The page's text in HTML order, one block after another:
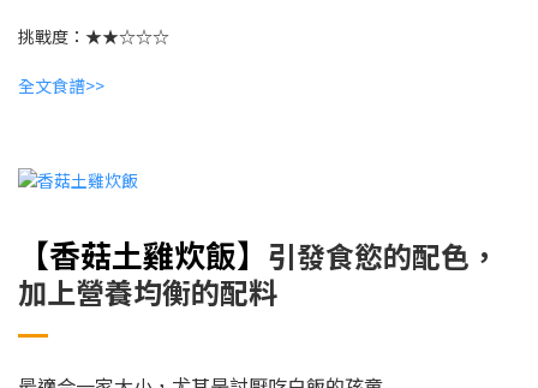
挑戰度：★★☆☆☆
全文食譜>>
【香菇土雞炊飯】 引發食慾的配色，
加上營養均衡的配料